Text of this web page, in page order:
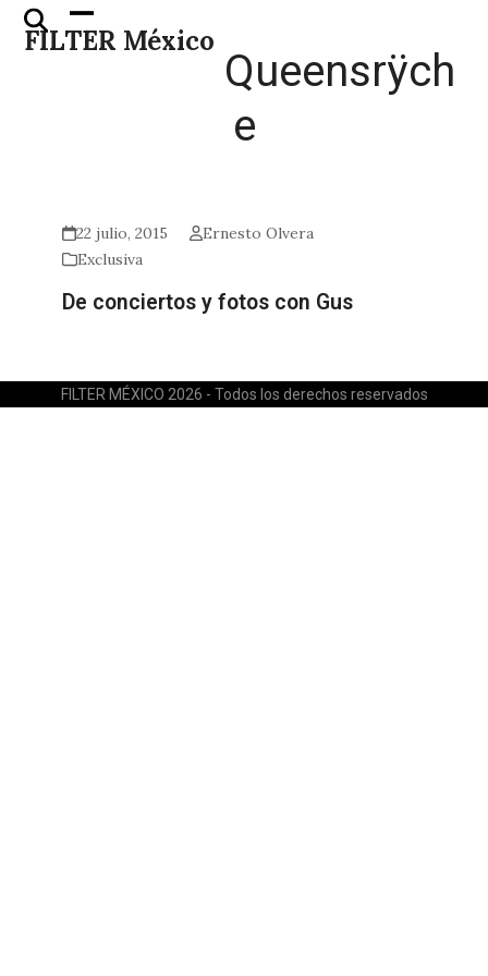
Skip
FILTER México
Open
mobile
Close
mobile
Queensrÿch
e
22 julio, 2015
Ernesto Olvera
Exclusiva
De conciertos y fotos con Gus
FILTER MÉXICO 2026 - Todos los derechos reservados